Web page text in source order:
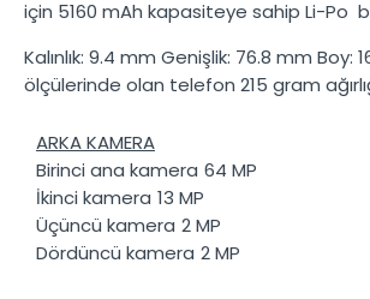
için 5160 mAh kapasiteye sahip Li-Po
Kalınlık: 9.4 mm Genişlik: 76.8 mm Boy:
ölçülerinde olan telefon 215 gram
ARKA KAMERA
Birinci ana kamera 64 MP
İkinci kamera 13 MP
Üçüncü kamera 2 MP
Dördüncü kamera 2 MP